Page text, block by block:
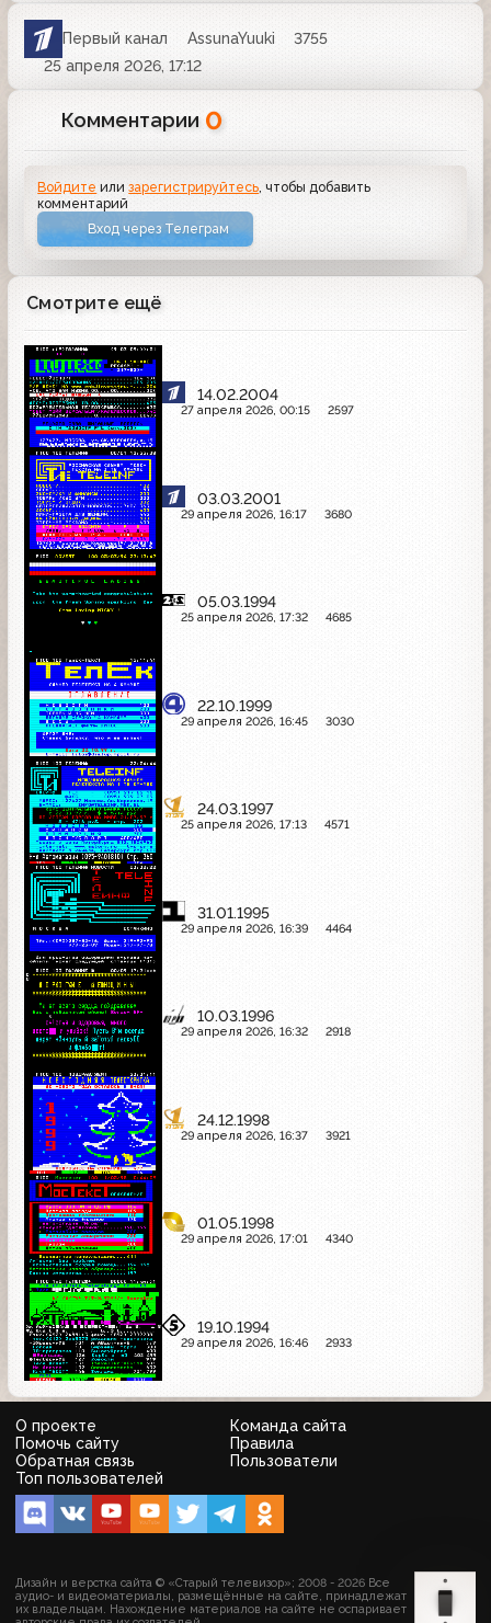
Первый канал AssunaYuuki
3755
25 апреля 2026, 17:12
Комментарии 0
Войдите илизарегистрируйтесь , чтобы добавить
комментарий
Вход через Телеграм
Смотрите ещё
14.02.2004
27 апреля 2026, 00:15 2597
03.03.2001
29 апреля 2026, 16:17 3680
05.03.1994
25 апреля 2026, 17:32 4685
22.10.1999
29 апреля 2026, 16:45 3030
24.03.1997
25 апреля 2026, 17:13 4571
31.01.1995
29 апреля 2026, 16:39 4464
10.03.1996
29 апреля 2026, 16:32 2918
24.12.1998
29 апреля 2026, 16:37 3921
01.05.1998
29 апреля 2026, 17:01 4340
19.10.1994
29 апреля 2026, 16:46 2933
О проекте
Команда сайта
Помочь сайту
Правила
Обратная связь
Пользователи
Топ пользователей
Дизайн и верстка сайта © «Старый телевизор»; 2008 - 2026 Все
аудио- и видеоматериалы, размещённые на сайте, принадлежат
их владельцам. Нахождение материалов на сайте не оспаривает